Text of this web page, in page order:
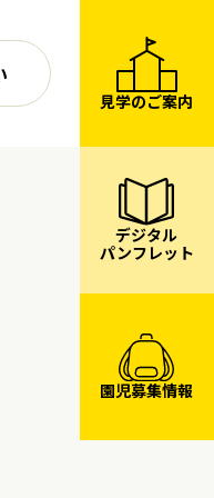
見学のご案内
デジタル
パンフレット
園児募集情報